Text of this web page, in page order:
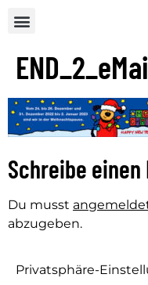
Schreibe
Du musst
abzugeben.
Privatsphäre-